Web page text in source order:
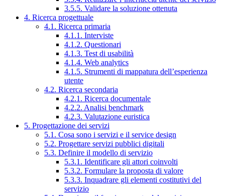
3.5.5. Validare la soluzione ottenuta
4. Ricerca progettuale
4.1. Ricerca primaria
4.1.1. Interviste
4.1.2. Questionari
4.1.3. Test di usabilità
4.1.4. Web analytics
4.1.5. Strumenti di mappatura dell’esperienza
utente
4.2. Ricerca secondaria
4.2.1. Ricerca documentale
4.2.2. Analisi benchmark
4.2.3. Valutazione euristica
5. Progettazione dei servizi
5.1. Cosa sono i servizi e il service design
5.2. Progettare servizi pubblici digitali
5.3. Definire il modello di servizio
5.3.1. Identificare gli attori coinvolti
5.3.2. Formulare la proposta di valore
5.3.3. Inquadrare gli elementi costitutivi del
servizio